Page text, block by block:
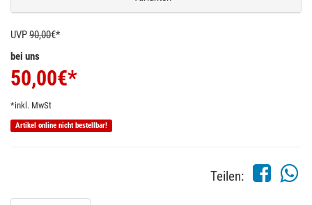
UVP90,00€*
bei uns
50,00€*
*inkl. MwSt
Artikel online nicht bestellbar!
Teilen: